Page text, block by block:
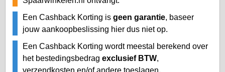
Een Cashback Korting is geen garantie, baseer
jouw aankoopbeslissing hier dus niet op.
Een Cashback Korting wordt meestal berekend over
het bestedingsbedrag exclusief BTW,
verzendkosten en/of andere toeslagen.